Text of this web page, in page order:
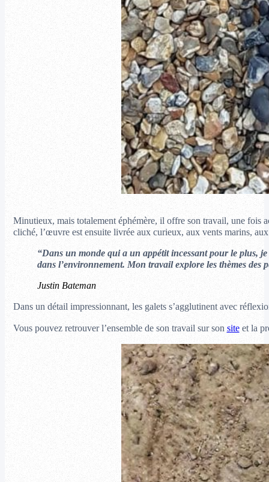
Minutieux, mais totalement éphémère, il offre son travail, une fois
cliché, l’œuvre est ensuite livrée aux curieux, aux vents marins,
“Dans un monde qui a un appétit incessant pour le plus,
dans l’environnement. Mon travail explore les thèmes des
Justin Bateman
Dans un détail impressionnant, les galets s’agglutinent avec
Vous pouvez retrouver l’ensemble de son travail sur son siteet la